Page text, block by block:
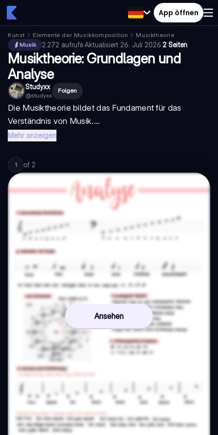
App öffnen
Kunst Elemente der Musikkomposition
Musiktheorie
Musik
2.272 aufrufe·Aktualisiert 26. Juli 2026·2 Seiten
Musiktheorie: Grundlagen und
Analyse
Studyxx
@studyxx
Folgen
Die Musiktheorie bildet das Fundament für das
Verständnis von Musik....
Mehr anzeigen
1 of 2
Ansehen